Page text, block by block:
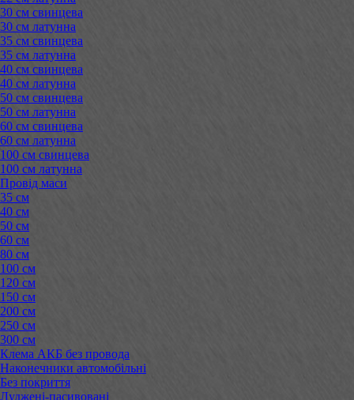
30 см свинцева
30 см латунна
35 см свинцева
35 см латунна
40 см свинцева
40 см латунна
50 см свинцева
50 см латунна
60 см свинцева
60 см латунна
100 см свинцева
100 см латунна
Провід маси
35 см
40 см
50 см
60 см
80 см
100 см
120 см
150 см
200 см
250 см
300 см
Клема АКБ без провода
Наконечники автомобільні
Без покриття
Луджені-пасивовані